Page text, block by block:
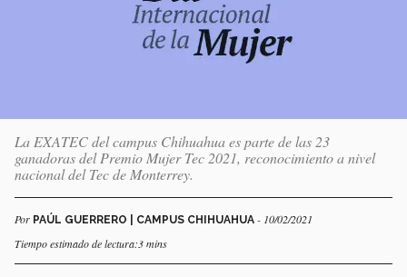
La EXATEC del campus Chihuahua es parte de las 23
ganadoras del Premio Mujer Tec 2021, reconocimiento a nivel
nacional del Tec de Monterrey.
Por PAÚL GUERRERO | CAMPUS CHIHUAHUA - 10/02/2021
Tiempo estimado de lectura:3 mins